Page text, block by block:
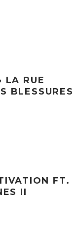
LA RUE
BLESSURES
FT.
II